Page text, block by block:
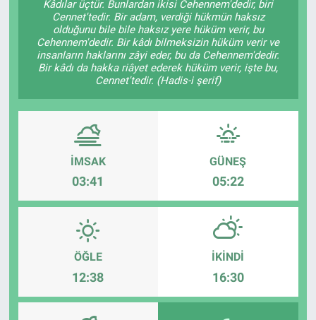
Kâdılar üçtür. Bunlardan ikisi Cehennem'dedir, biri
Cennet'tedir. Bir adam, verdiği hükmün haksız
olduğunu bile bile haksız yere hüküm verir, bu
Cehennem'dedir. Bir kâdı bilmeksizin hüküm verir ve
insanların haklarını zâyi eder, bu da Cehennem'dedir.
Bir kâdı da hakka riâyet ederek hüküm verir, işte bu,
Cennet'tedir. (Hadis-i şerif)
İMSAK
03:41
GÜNEŞ
05:22
ÖĞLE
12:38
İKINDI
16:30